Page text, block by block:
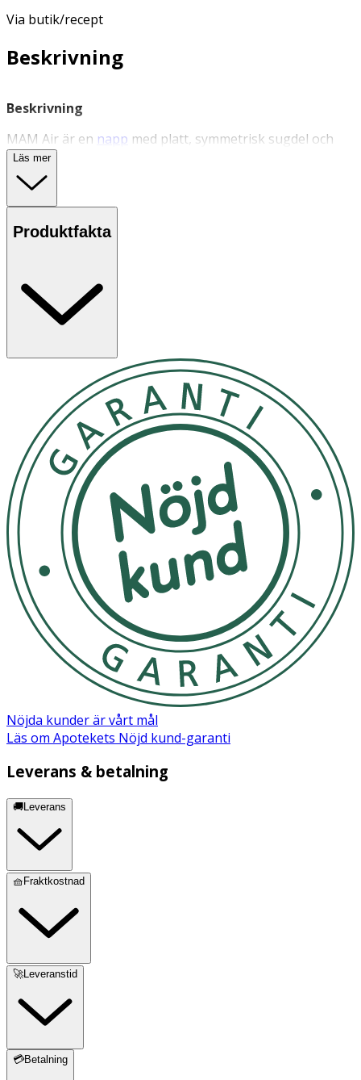
Via butik/recept
Beskrivning
Beskrivning
MAM Air är en napp med platt, symmetrisk sugdel och
extra stora lufthål som låter bebisens ömtåliga hud
andas. Designen gör att du kan se ditt barns leende när
nappen används. Förpackningen innehåller 2 nappar för
åldern 16–36 månader. Färg: Blå.
Sugdelen är gjord av MAM SkinSoftTM silikon, som
som gör att du enkelt kan sterilisera dem i mikron.
Användning
- För att säkerställa säkerhet och hygien, byt napp efter
- Provdra alltid nappen före varje användning.
- Lämna inte nappen i direkt solljus eller nära en
värmekälla.
Material
Sköld/Knopp: Polypropen (PP) Sugdel: Silikon
Läs mer
Produktfakta
Nöjda kunder är vårt mål
Läs om Apotekets Nöjd kund-garanti
Leverans & betalning
🚚Leverans
🧺Fraktkostnad
🚀Leveranstid
💳Betalning